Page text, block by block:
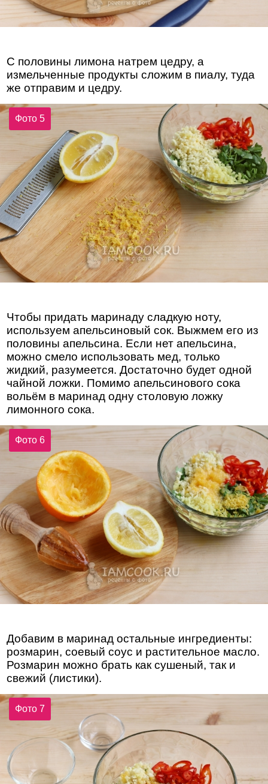
С половины лимона натрем цедру, а
измельченные продукты сложим в пиалу, туда
же отправим и цедру.
Фото 5
Чтобы придать маринаду сладкую ноту,
используем апельсиновый сок. Выжмем его из
половины апельсина. Если нет апельсина,
можно смело использовать мед, только
жидкий, разумеется. Достаточно будет одной
чайной ложки. Помимо апельсинового сока
вольём в маринад одну столовую ложку
лимонного сока.
Фото 6
Добавим в маринад остальные ингредиенты:
розмарин, соевый соус и растительное масло.
Розмарин можно брать как сушеный, так и
свежий (листики).
Фото 7